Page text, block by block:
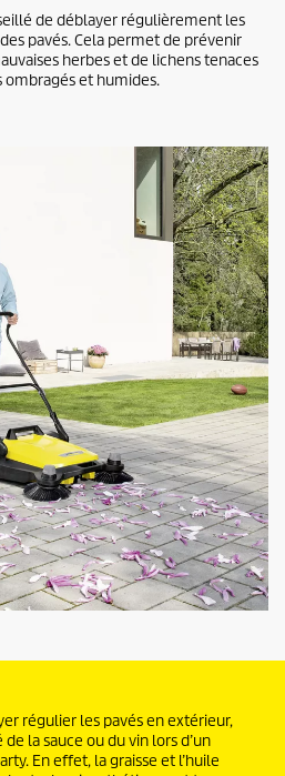
de déblayer régulièrement les
pavés. Cela permet de prévenir
herbes et de lichens tenaces
ombragés et humides.
régulier les pavés en extérieur,
la sauce ou du vin lors d’un
En effet, la graisse et l’huile